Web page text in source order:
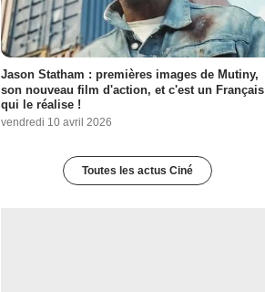
Jason Statham : premières images de Mutiny,
son nouveau film d'action, et c'est un Français
qui le réalise !
vendredi 10 avril 2026
Toutes les actus Ciné